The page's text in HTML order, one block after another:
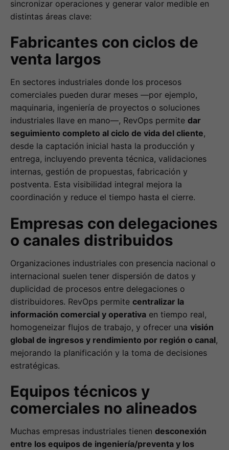
sincronizar operaciones y generar valor medible en
distintas áreas clave:
Fabricantes con ciclos de
venta largos
En sectores industriales donde los procesos
comerciales pueden durar meses —por ejemplo,
maquinaria, ingeniería de proyectos o soluciones
industriales llave en mano—, RevOps permite dar
seguimiento completo al ciclo de vida del cliente,
desde la captación inicial hasta la producción y
entrega, incluyendo preventa técnica, validaciones
internas, gestión de propuestas, fabricación y
postventa. Esta visibilidad integral mejora la
coordinación y reduce el tiempo hasta el cierre.
Empresas con delegaciones
o canales distribuidos
Organizaciones industriales con presencia nacional o
internacional suelen tener dispersión de datos y
duplicidad de procesos entre delegaciones o
distribuidores. RevOps permite centralizar la
información comercial y operativa en tiempo real,
homogeneizar flujos de trabajo, y ofrecer una visión
global de ingresos y rendimiento por región o canal,
mejorando la planificación y la toma de decisiones
estratégicas.
Equipos técnicos y
comerciales no alineados
Muchas empresas industriales tienen desconexión
entre los equipos de ingeniería/preventa y los